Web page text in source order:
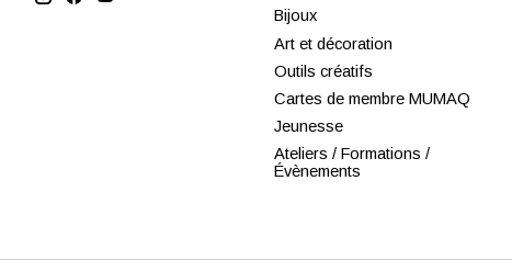
Bijoux
Art et décoration
Outils créatifs
Cartes de membre MUMAQ
Jeunesse
Ateliers / Formations /
Évènements